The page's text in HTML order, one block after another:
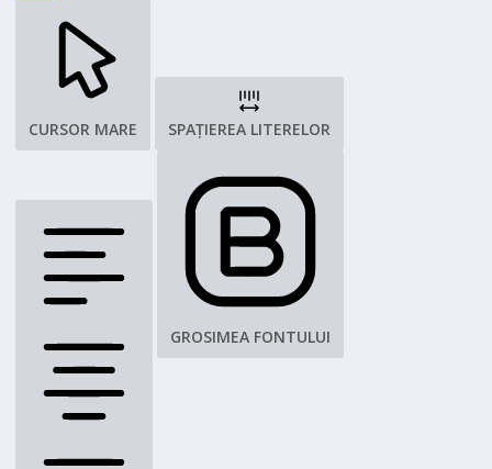
CURSOR MARE SPAȚIEREA LITERELOR
GROSIMEA FONTULUI